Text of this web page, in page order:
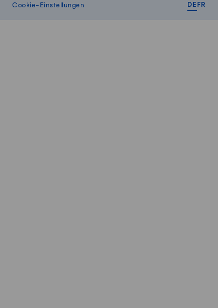
Cookie-Einstellungen
DE FR